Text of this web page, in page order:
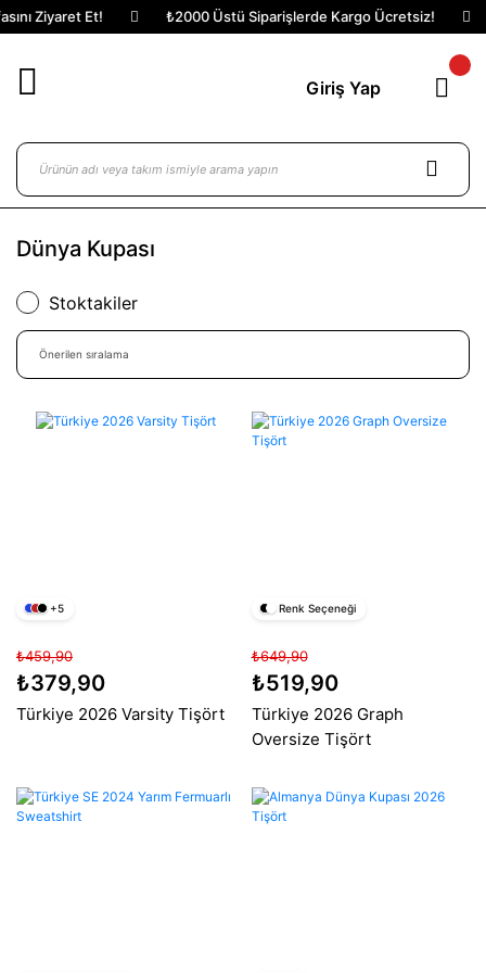
Et! ₺2000 Üstü Siparişlerde Kargo Ücretsiz!
Giriş Yap
Dünya Kupası
Stoktakiler
+5
₺459,90
₺379,90
Türkiye 2026 Varsity Tişört
Renk Seçeneği
₺649,90
₺519,90
Türkiye 2026 Graph
Oversize Tişört